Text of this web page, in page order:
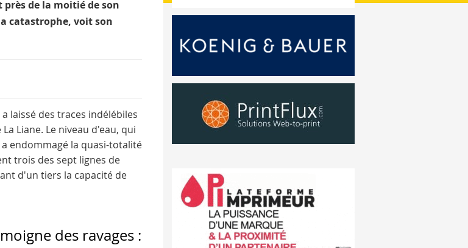
de la moitié de son
catastrophe, voit son
laissé des traces indélébiles
Liane. Le niveau d'eau, qui
endommagé la quasi-totalité
trois des sept lignes de
d'un tiers la capacité de
des ravages :